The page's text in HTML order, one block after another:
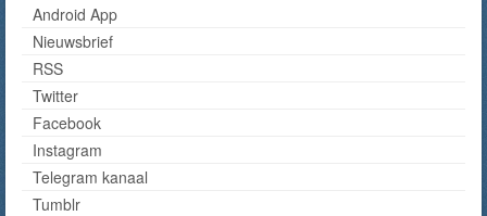
Android App
Nieuwsbrief
RSS
Twitter
Facebook
Instagram
Telegram kanaal
Tumblr